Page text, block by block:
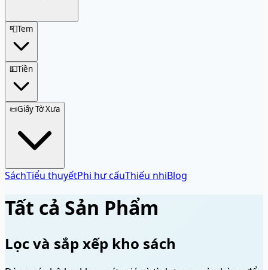
📮Tem
💵Tiền
📜Giấy Tờ Xưa
SáchTiểu thuyếtPhi hư cấuThiếu nhiBlog
Tất cả Sản Phẩm
Lọc và sắp xếp kho sách